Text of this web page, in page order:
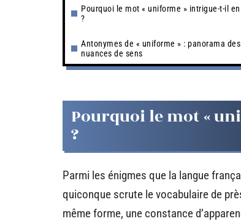
Pourquoi le mot « uniforme » intrigue-t-il
?
Antonymes de « uniforme » : panorama
nuances de sens
Pourquoi le mot «
?
Parmi les énigmes que la langue
quiconque scrute le vocabulaire de
même forme, une constance